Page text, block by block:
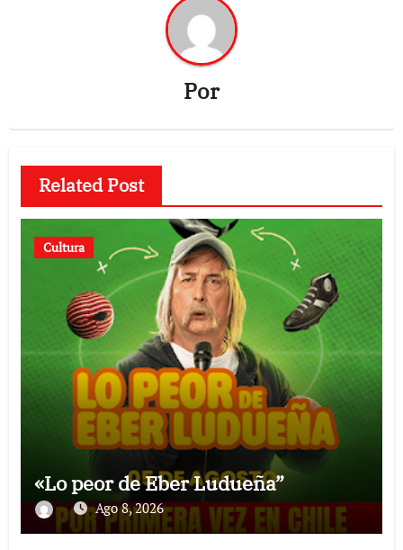
Por
Related Post
Cultura
«Lo peor de Eber Ludueña”
Ago 8, 2026